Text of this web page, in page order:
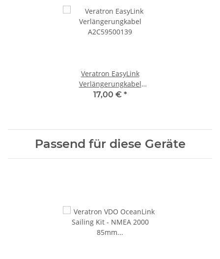
Veratron EasyLink
Verlängerungkabel
A2C59500139
17,00 € *
Passend für diese Geräte